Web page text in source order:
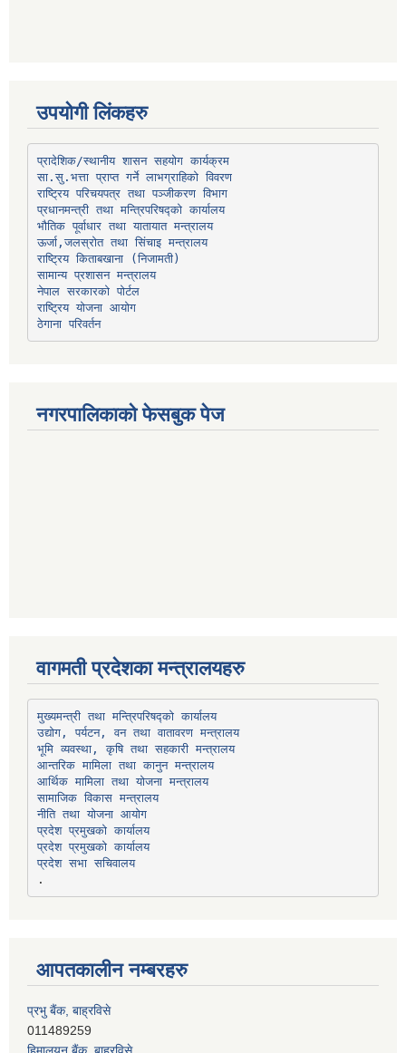
उपयोगी लिंकहरु
प्रादेशिक/स्थानीय शासन सहयोग कार्यक्रम
सा.सु.भत्ता प्राप्त गर्ने लाभग्राहिको विवरण
राष्ट्रिय परिचयपत्र तथा पञ्‍जीकरण विभाग
प्रधानमन्त्री तथा मन्त्रिपरिषद्को कार्यालय
भौतिक पूर्वाधार तथा यातायात मन्त्रालय
ऊर्जा,जलस्रोत तथा सिंचाइ मन्त्रालय
सामान्य प्रशासन मन्त्रालय
नेपाल सरकारको पोर्टल
राष्ट्रिय योजना आयोग
ठेगाना परिवर्तन
नगरपालिकाको फेसबुक पेज
वागमती प्रदेशका मन्त्रालयहरु
मुख्यमन्त्री तथा मन्त्रिपरिषद्को कार्यालय
उद्योग, पर्यटन, वन तथा वातावरण मन्त्रालय
भूमि व्यवस्था, कृषि तथा सहकारी मन्त्रालय
आन्तरिक मामिला तथा कानुन मन्त्रालय
आर्थिक मामिला तथा योजना मन्त्रालय
सामाजिक विकास मन्त्रालय
नीति तथा योजना आयोग
प्रदेश प्रमुखको कार्यालय
प्रदेश प्रमुखको कार्यालय
प्रदेश सभा सचिवालय
आपतकालीन नम्बरहरु
प्रभु बैंक, बाह्रविसे
011489259
हिमालयन बैंक, बाह्रविसे
011489290